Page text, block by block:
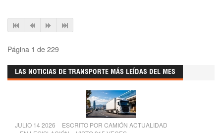
Página 1 de 229
LAS NOTICIAS DE TRANSPORTE MÁS LEÍDAS DEL MES
JULIO 14 2026 ESCRITO POR CAMIÓN ACTUALIDAD